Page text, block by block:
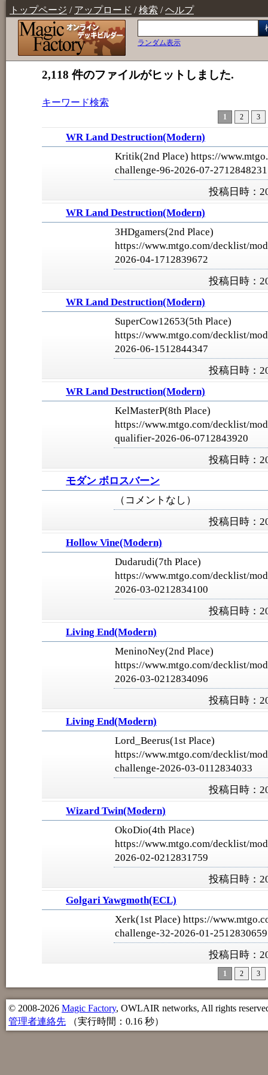
トップページ / アップロード /検索 /ヘルプ
ランダム表示
2,118 件のファイルがヒットしました.
キーワード検索
1 2 3
WR Land Destruction(Modern)
Kritik(2nd Place) https://
challenge-96-2026-07-2712848231
投稿日時：
WR Land Destruction(Modern)
3HDgamers(2nd Place)
https://www.mtgo.com/decklist/
2026-04-1712839672
投稿日時：
WR Land Destruction(Modern)
SuperCow12653(5th Place)
https://www.mtgo.com/decklist/
2026-06-1512844347
投稿日時：
WR Land Destruction(Modern)
KelMasterP(8th Place)
https://www.mtgo.com/decklist/
qualifier-2026-06-0712843920
投稿日時：
モダン ボロスバーン
（コメントなし）
投稿日時：
Hollow Vine(Modern)
Dudarudi(7th Place)
https://www.mtgo.com/decklist/
2026-03-0212834100
投稿日時：
Living End(Modern)
MeninoNey(2nd Place)
https://www.mtgo.com/decklist/
2026-03-0212834096
投稿日時：
Living End(Modern)
Lord_Beerus(1st Place)
https://www.mtgo.com/decklist/
challenge-2026-03-0112834033
投稿日時：
Wizard Twin(Modern)
OkoDio(4th Place)
https://www.mtgo.com/decklist/
2026-02-0212831759
投稿日時：
Golgari Yawgmoth(ECL)
Xerk(1st Place) https://
challenge-32-2026-01-2512830659
投稿日時：
1 2 3
© 2008-2026 Magic Factory, OWLAIR networks, All rights
管理者連絡先 （実行時間：0.16 秒）